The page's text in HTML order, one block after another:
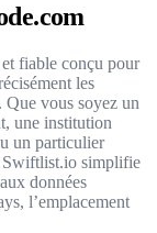
fiable conçu pour
les
vous soyez un
une institution
un particulier
Swiftlist.io simplifie
données
l’emplacement